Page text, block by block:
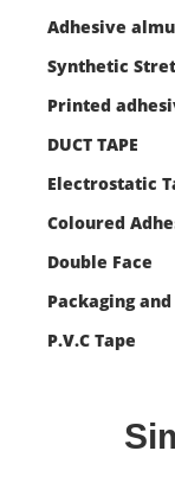
Adhesive
Synthetic
Printed
DUCT TAPE
Electrostatic
Coloured
Double Face
Packaging
P.V.C Tape